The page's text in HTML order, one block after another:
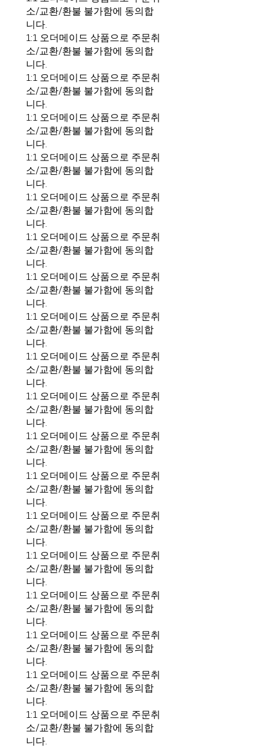
소/교환/환불 불가함에 동의합
니다.
1:1 오더메이드 상품으로 주문취
소/교환/환불 불가함에 동의합
니다.
1:1 오더메이드 상품으로 주문취
소/교환/환불 불가함에 동의합
니다.
1:1 오더메이드 상품으로 주문취
소/교환/환불 불가함에 동의합
니다.
1:1 오더메이드 상품으로 주문취
소/교환/환불 불가함에 동의합
니다.
1:1 오더메이드 상품으로 주문취
소/교환/환불 불가함에 동의합
니다.
1:1 오더메이드 상품으로 주문취
소/교환/환불 불가함에 동의합
니다.
1:1 오더메이드 상품으로 주문취
소/교환/환불 불가함에 동의합
니다.
1:1 오더메이드 상품으로 주문취
소/교환/환불 불가함에 동의합
니다.
1:1 오더메이드 상품으로 주문취
소/교환/환불 불가함에 동의합
니다.
1:1 오더메이드 상품으로 주문취
소/교환/환불 불가함에 동의합
니다.
1:1 오더메이드 상품으로 주문취
소/교환/환불 불가함에 동의합
니다.
1:1 오더메이드 상품으로 주문취
소/교환/환불 불가함에 동의합
니다.
1:1 오더메이드 상품으로 주문취
소/교환/환불 불가함에 동의합
니다.
1:1 오더메이드 상품으로 주문취
소/교환/환불 불가함에 동의합
니다.
1:1 오더메이드 상품으로 주문취
소/교환/환불 불가함에 동의합
니다.
1:1 오더메이드 상품으로 주문취
소/교환/환불 불가함에 동의합
니다.
1:1 오더메이드 상품으로 주문취
소/교환/환불 불가함에 동의합
니다.
1:1 오더메이드 상품으로 주문취
소/교환/환불 불가함에 동의합
니다.